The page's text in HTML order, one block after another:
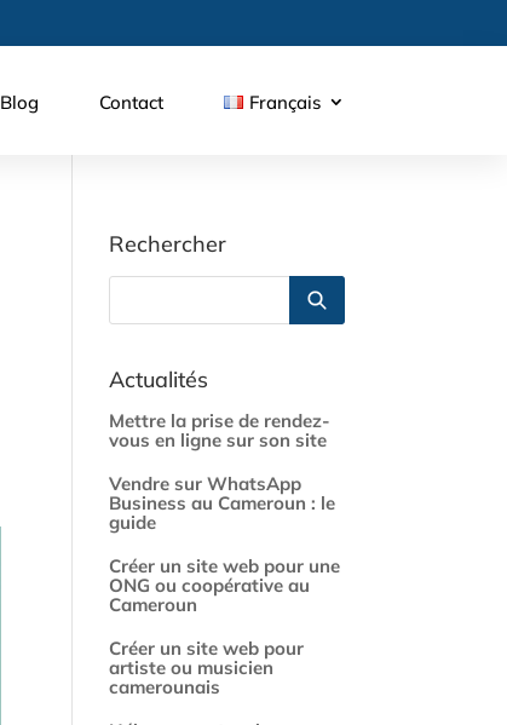
Blog Contact Français
Rechercher
Actualités
Mettre la prise de rendez-
vous en ligne sur son site
Vendre sur WhatsApp
Business au Cameroun : le
guide
Créer un site web pour une
ONG ou coopérative au
Cameroun
Créer un site web pour
artiste ou musicien
camerounais